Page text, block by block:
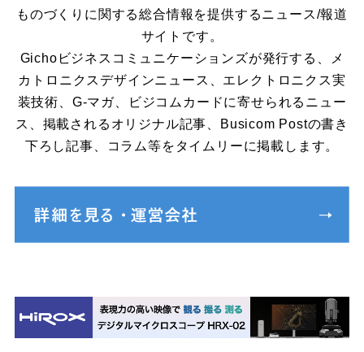
ものづくりに関する総合情報を提供するニュース/報道
サイトです。
Gichoビジネスコミュニケーションズが発行する、メ
カトロニクスデザインニュース、エレクトロニクス実
装技術、G-マガ、ビジコムカードに寄せられるニュー
ス、掲載されるオリジナル記事、Busicom Postの書き
下ろし記事、コラム等をタイムリーに掲載します。